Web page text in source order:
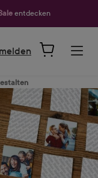
entdecken